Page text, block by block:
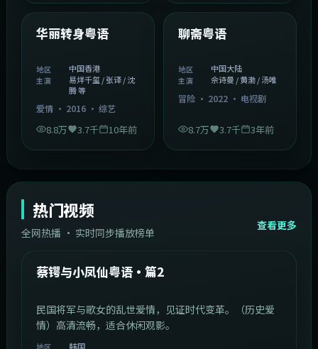
精选
华丽转身粤语
地区 中国香港
主演
易烊千玺 / 张译 / 沈
腾 等
爱情· 2016· 综艺
8.8万 3.7千 10年前
精选
聊斋粤语
地区 中国大陆
主演 佘诗曼 / 黄渤 / 汤唯
冒险· 2022· 电视剧
8.7万 3.7千 3年前
热门视频
全网热播 · 实时同步播放榜单
查看更多
热门
韩国 44:14
蔡锷与小凤仙粤语·篇2
民国将军与歌女的乱世爱情，见证时代变革。（历史爱
情）高清流畅，适合休闲观影。
地区 韩国